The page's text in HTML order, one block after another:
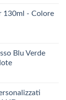
130ml - Colore
Blu Verde